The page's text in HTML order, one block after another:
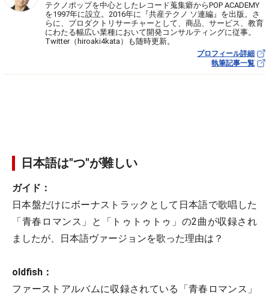
テクノポップを中心としたレコード蒐集癖からPOP ACADEMY
を1997年に設立。2016年に『共産テクノ ソ連編』を出版。さ
らに、プロダクトリサーチャーとして、商品、サービス、教育
にわたる幅広い業種において開発コンサルティングに従事。
Twitter（hiroaki4kata）も随時更新。
プロフィール詳細
執筆記事一覧
日本語は"つ"が難しい
ガイド：
日本盤だけにボーナストラックとして日本語で歌唱した
「青春ロマンス」と「トゥトゥトゥ」の2曲が収録され
ましたが、日本語ヴァージョンを歌った理由は？
oldfish：
ファーストアルバムに収録されている「青春ロマンス」